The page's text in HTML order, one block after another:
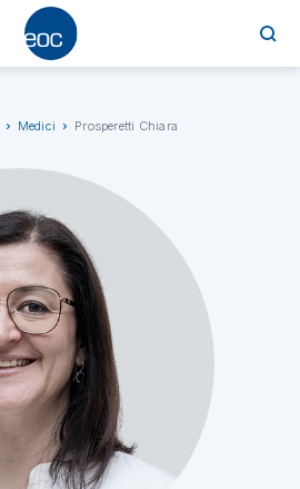
Medici Prosperetti Chiara